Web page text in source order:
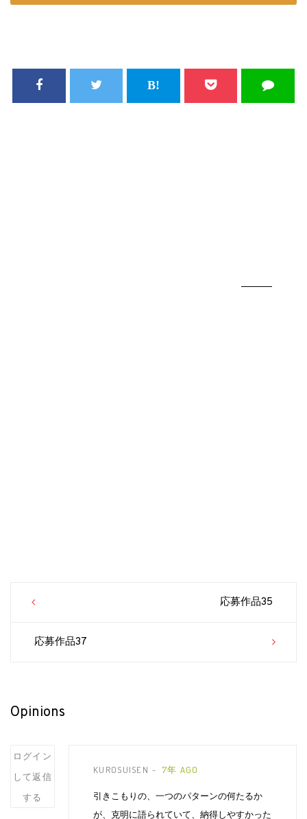
応募作品35
応募作品37
Opinions
Post
comment
ログイン
して返信
する
KUROSUISEN 7年 AGO
引きこもりの、一つのパターンの何たるか
が、克明に語られていて、納得しやすかった